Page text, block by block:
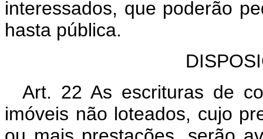
interessados, que poderão
hasta pública.
Art. 22 As escrituras de
imóveis não loteados, cujo